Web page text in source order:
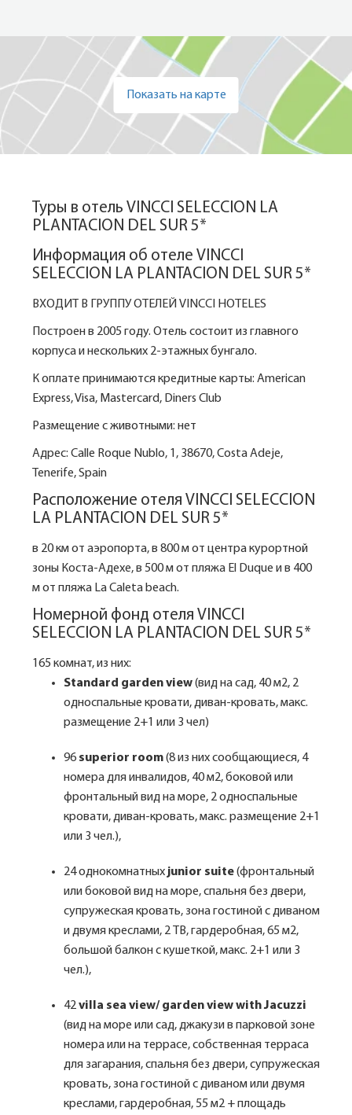
Показать на карте
Туры в отель VINCCI SELECCION LA
PLANTACION DEL SUR 5*
Информация об отеле VINCCI
SELECCION LA PLANTACION DEL SUR 5*
ВХОДИТ В ГРУППУ ОТЕЛЕЙ VINCCI HOTELES
Построен в 2005 году. Отель состоит из главного
корпуса и нескольких 2-этажных бунгало.
К оплате принимаются кредитные карты: American
Express, Visa, Mastercard, Diners Club
Размещение с животными: нет
Адрес: Calle Roque Nublo, 1, 38670, Costa Adeje,
Tenerife, Spain
Расположение отеля VINCCI SELECCION
LA PLANTACION DEL SUR 5*
в 20 км от аэропорта, в 800 м от центра курортной
зоны Коста-Адехе, в 500 м от пляжа El Duque и в 400
м от пляжа La Caleta beach.
Номерной фонд отеля VINCCI
SELECCION LA PLANTACION DEL SUR 5*
165 комнат, из них:
Standard garden view(вид на сад, 40 м2, 2
односпальные кровати, диван-кровать, макс.
размещение 2+1 или 3 чел)
96 superior room(8 из них сообщающиеся, 4
номера для инвалидов, 40 м2, боковой или
фронтальный вид на море, 2 односпальные
кровати, диван-кровать, макс. размещение 2+1
или 3 чел.),
24 однокомнатных junior suite(фронтальный
или боковой вид на море, спальня без двери,
супружеская кровать, зона гостиной с диваном
и двумя креслами, 2 TВ, гардеробная, 65 м2,
большой балкон с кушеткой, макс. 2+1 или 3
чел.),
42villa sea view/ garden view with Jacuzzi
(вид на море или сад, джакузи в парковой зоне
номера или на террасе, собственная терраса
для загарания, спальня без двери, супружеская
кровать, зона гостиной с диваном или двумя
креслами, гардеробная, 55 м2 + площадь